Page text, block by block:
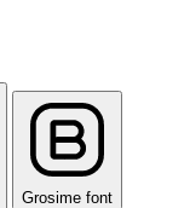
Grosime font